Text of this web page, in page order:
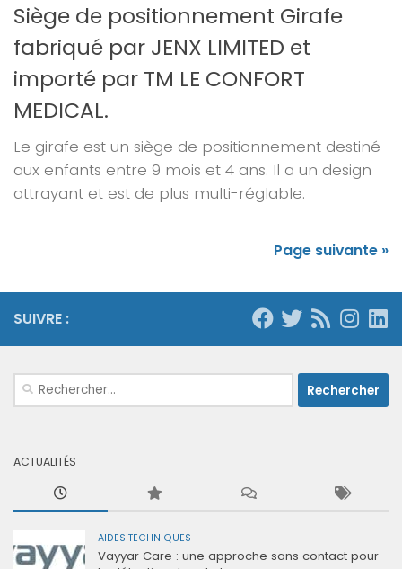
Siège de positionnement Girafe
fabriqué par JENX LIMITED et
importé par TM LE CONFORT
MEDICAL.
Le girafe est un siège de positionnement destiné
aux enfants entre 9 mois et 4 ans. Il a un design
attrayant et est de plus multi-réglable.
Page suivante »
SUIVRE :
Rechercher :
ACTUALITÉS
AIDES TECHNIQUES
Vayyar Care : une approche sans contact pour